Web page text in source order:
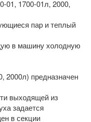
01, 1700-01л, 2000,
пар и теплый
в машину холодную
предназначен
выходящей из
задается
в секции